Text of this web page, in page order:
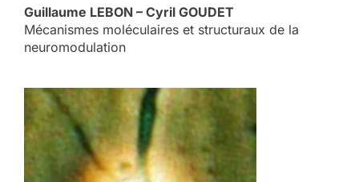
Guillaume LEBON – Cyril GOUDET
Mécanismes moléculaires et structuraux de la
neuromodulation